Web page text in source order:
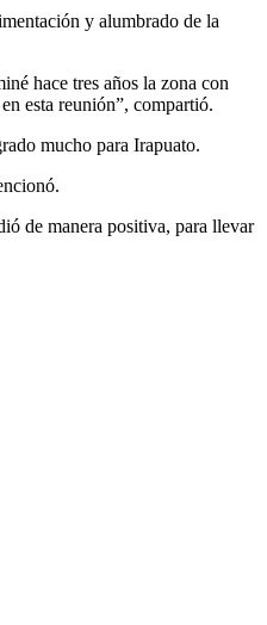
y alumbrado de la
hace tres años la zona con
esta reunión”, compartió.
mucho para Irapuato.
de manera positiva, para llevar